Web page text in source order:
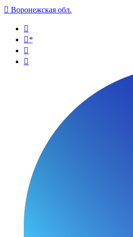
 Воронежская обл.

*

